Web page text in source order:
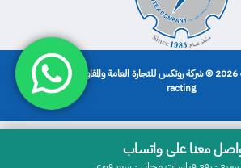
racting
معنا على واتساب